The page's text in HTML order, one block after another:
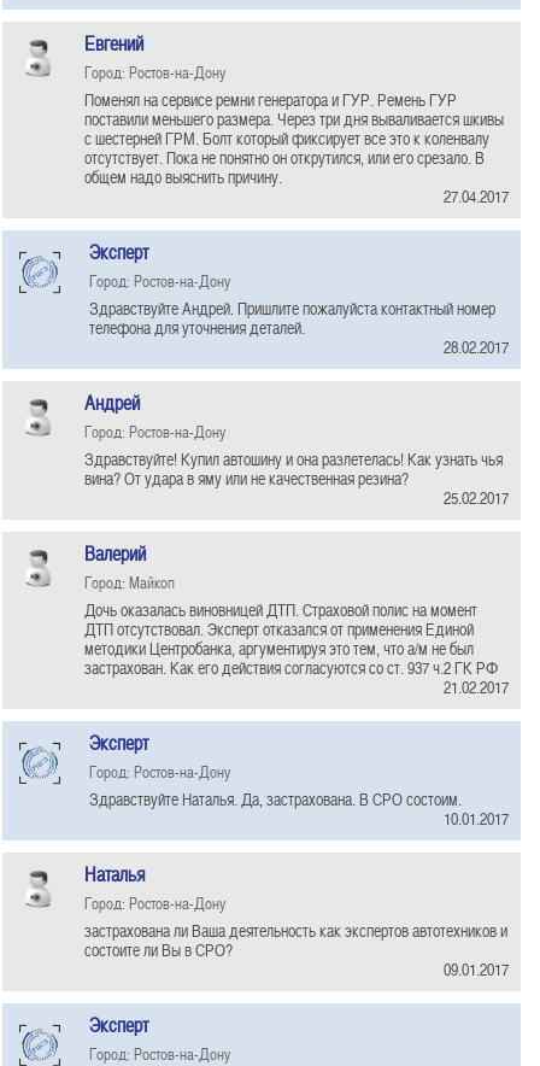
Евгений
Город: Ростов-на-Дону
Поменял на сервисе ремни генератора и ГУР. Ремень ГУР
поставили меньшего размера. Через три дня вываливается шкивы
с шестерней ГРМ. Болт который фиксирует все это к коленвалу
отсутствует. Пока не понятно он открутился, или его срезало. В
общем надо выяснить причину.
27.04.2017
Эксперт
Город: Ростов-на-Дону
Здравствуйте Андрей. Пришлите пожалуйста контактный номер
телефона для уточнения деталей.
28.02.2017
Андрей
Город: Ростов-на-Дону
Здравствуйте! Купил автошину и она разлетелась! Как узнать чья
вина? От удара в яму или не качественная резина?
25.02.2017
Валерий
Город: Майкоп
Дочь оказалась виновницей ДТП. Страховой полис на момент
ДТП отсутствовал. Эксперт отказался от применения Единой
методики Центробанка, аргументируя это тем, что а/м не был
застрахован. Как его действия согласуются со ст. 937 ч.2 ГК РФ
21.02.2017
Эксперт
Город: Ростов-на-Дону
Здравствуйте Наталья. Да, застрахована. В СРО состоим.
10.01.2017
Наталья
Город: Ростов-на-Дону
застрахована ли Ваша деятельность как экспертов автотехников и
состоите ли Вы в СРО?
09.01.2017
Эксперт
Город: Ростов-на-Дону